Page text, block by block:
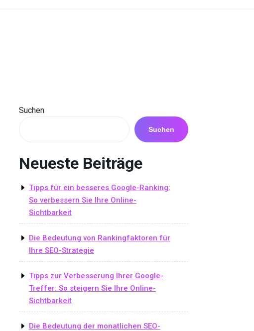
Suchen
Suchen
Neueste Beiträge
Tipps für ein besseres Google-Ranking:
So verbessern Sie Ihre Online-
Sichtbarkeit
Die Bedeutung von Rankingfaktoren für
Ihre SEO-Strategie
Tipps zur Verbesserung Ihrer Google-
Treffer: So steigern Sie Ihre Online-
Sichtbarkeit
Die Bedeutung der monatlichen SEO-